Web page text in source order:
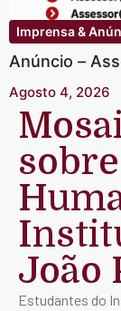
Imprensa &
Anúncio –
Agosto 4, 2026
João
Estudantes do